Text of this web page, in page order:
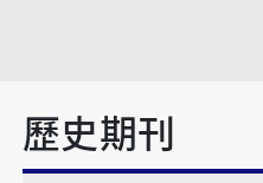
歷史期刊